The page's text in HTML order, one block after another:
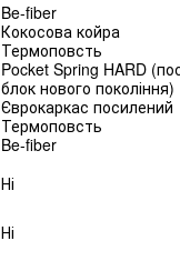
Be-fiber
Кокосова койра
Термоповсть
Pocket Spring HARD
блок нового покоління)
Єврокаркас посилений
Термоповсть
Be-fiber
Ні
Ні